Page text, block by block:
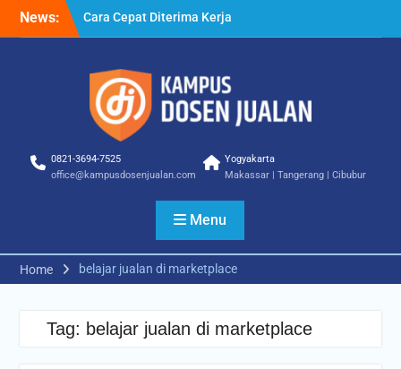
News:
Cara Cepat Diterima Kerja
– Tips Praktis yang Bisa
Cara Biar Dapat Pekerjaan
– Panduan Lengkap untuk
Pencari Kerja
Cara Dapat Pekerjaan –
Memperbesar Peluang
0821-3694-7525
office@kampusdosenjualan.com
Yogyakarta
Makassar | Tangerang | Cibubur
Menu
Home belajar jualan di marketplace
Tag: belajar jualan di marketplace